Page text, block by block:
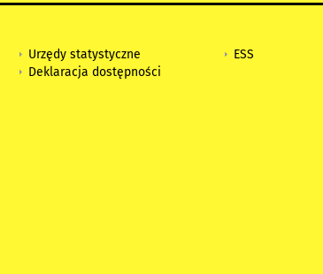
Urzędy statystyczne
Deklaracja dostępności
ESS